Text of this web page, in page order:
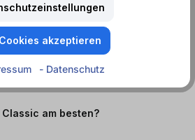
Classic Energy Drink?
mit typischem Energy Aroma.
am besten?
akzeptieren
- Datenschutz